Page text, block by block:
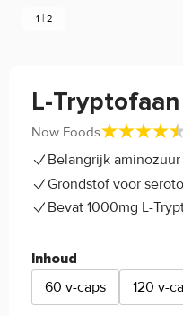
1 | 2
L-Tryptofaan
Now Foods
Belangrijk aminozuur
Grondstof voor
Bevat 1000mg L-
Inhoud
60 v-caps 120 v-